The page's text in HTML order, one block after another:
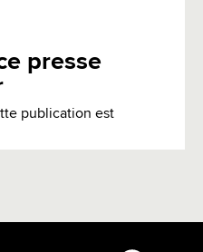
presse
publication est